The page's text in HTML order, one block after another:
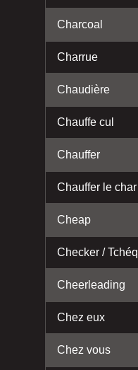
Charcoal
Charrue
Chaudière
Chauffe cul
Chauffer
Chauffer le char
Cheap
Checker /
Cheerleading
Chez eux
Chez vous